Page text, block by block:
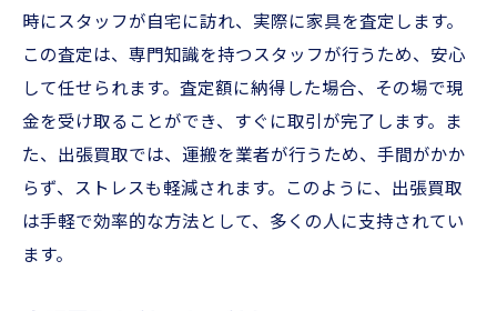
時にスタッフが自宅に訪れ、実際に家具を査定します。
この査定は、専門知識を持つスタッフが行うため、安心
して任せられます。査定額に納得した場合、その場で現
金を受け取ることができ、すぐに取引が完了します。ま
た、出張買取では、運搬を業者が行うため、手間がかか
らず、ストレスも軽減されます。このように、出張買取
は手軽で効率的な方法として、多くの人に支持されてい
ます。